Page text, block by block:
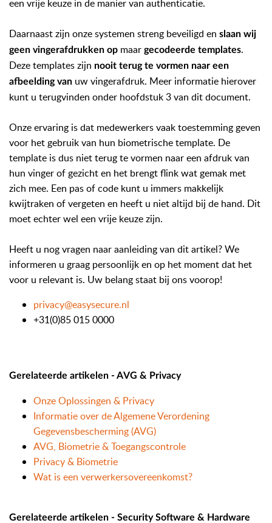
een vrije keuze in de manier van authenticatie.
Daarnaast zijn onze systemen streng beveiligd en slaan wij
geen vingerafdrukken op maar gecodeerde templates.
Deze templates zijn nooit terug te vormen naar een
afbeelding van uw vingerafdruk. Meer informatie hierover
kunt u terugvinden onder hoofdstuk 3 van dit document.
Onze ervaring is dat medewerkers vaak toestemming geven
voor het gebruik van hun biometrische template. De
template is dus niet terug te vormen naar een afdruk van
hun vinger of gezicht en het brengt flink wat gemak met
zich mee. Een pas of code kunt u immers makkelijk
kwijtraken of vergeten en heeft u niet altijd bij de hand. Dit
moet echter wel een vrije keuze zijn.
Heeft u nog vragen naar aanleiding van dit artikel? We
informeren u graag persoonlijk en op het moment dat het
voor u relevant is. Uw belang staat bij ons voorop!
privacy@easysecure.nl
+31(0)85 015 0000
Gerelateerde artikelen - AVG & Privacy
Onze Oplossingen & Privacy
Informatie over de Algemene Verordening
Gegevensbescherming (AVG)
AVG, Biometrie & Toegangscontrole
Privacy & Biometrie
Wat is een verwerkersovereenkomst?
Gerelateerde artikelen - Security Software & Hardware